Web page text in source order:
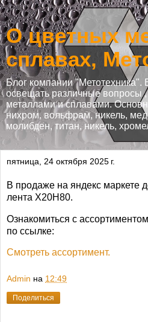
О цветных
сплавах,
Блог компании "Метотехника".
освещать различные вопросы
металлами и сплавами.
нихром, вольфрам, никель,
молибден, титан, никель,
пятница, 24 октября 2025 г.
В продаже на яндекс маркете
лента Х20Н80.
Ознакомиться с
по ссылке:
Смотреть ассортимент.
Admin на 12:49
Поделиться